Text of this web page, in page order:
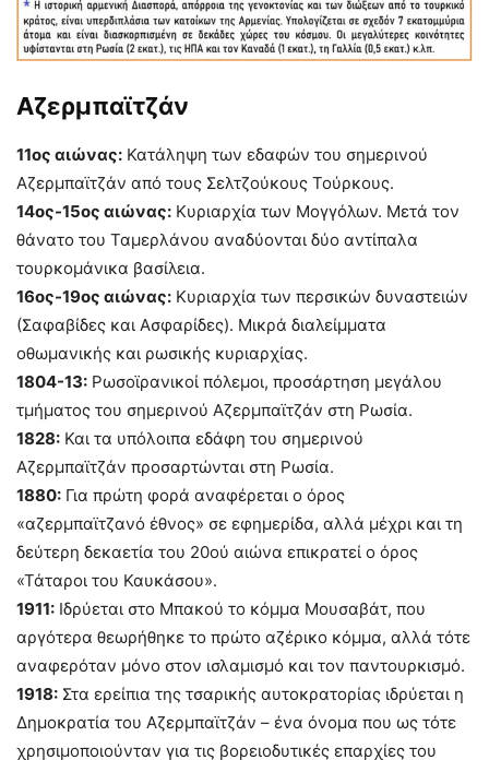
Αζερμπαϊτζάν
11ος αιώνας: Κατάληψη των εδαφών του σημερινού
Αζερμπαϊτζάν από τους Σελτζούκους Τούρκους.
14ος-15ος αιώνας: Κυριαρχία των Μογγόλων. Μετά τον
θάνατο του Ταμερλάνου αναδύονται δύο αντίπαλα
τουρκομάνικα βασίλεια.
16ος-19ος αιώνας: Κυριαρχία των περσικών δυναστειών
(Σαφαβίδες και Ασφαρίδες). Μικρά διαλείμματα
οθωμανικής και ρωσικής κυριαρχίας.
1804-13: Ρωσοϊρανικοί πόλεμοι, προσάρτηση μεγάλου
τμήματος του σημερινού Αζερμπαϊτζάν στη Ρωσία.
1828: Και τα υπόλοιπα εδάφη του σημερινού
Αζερμπαϊτζάν προσαρτώνται στη Ρωσία.
1880: Για πρώτη φορά αναφέρεται ο όρος
«αζερμπαϊτζανό έθνος» σε εφημερίδα, αλλά μέχρι και τη
δεύτερη δεκαετία του 20ού αιώνα επικρατεί ο όρος
«Τάταροι του Καυκάσου».
1911: Ιδρύεται στο Μπακού το κόμμα Μουσαβάτ, που
αργότερα θεωρήθηκε το πρώτο αζέρικο κόμμα, αλλά τότε
αναφερόταν μόνο στον ισλαμισμό και τον παντουρκισμό.
1918: Στα ερείπια της τσαρικής αυτοκρατορίας ιδρύεται η
Δημοκρατία του Αζερμπαϊτζάν – ένα όνομα που ως τότε
χρησιμοποιούνταν για τις βορειοδυτικές επαρχίες του